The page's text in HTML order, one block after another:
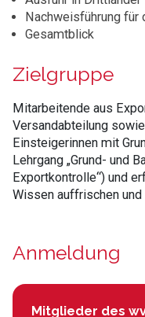
Nachweisführung für
Gesamtblick
Zielgruppe
Mitarbeitende aus
Versandabteilung
Einsteigerinnen mit
Lehrgang „Grund- und
Exportkontrolle“) und
Wissen auffrischen
Anmeldung
Mitglieder des